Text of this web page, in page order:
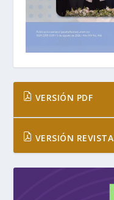
VERSIÓN PDF
VERSIÓN REVISTA